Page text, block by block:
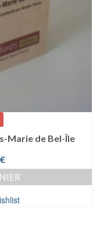
Marie de Bel-Île
€Le
prix
actuel
10,00 €.